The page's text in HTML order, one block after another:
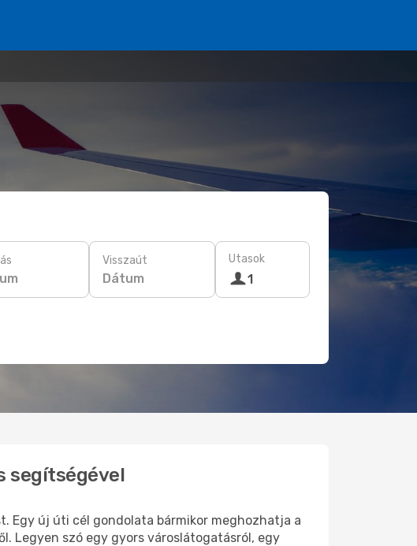
Visszaút
Dátum
Utasok
1
segítségével
Egy új úti cél gondolata bármikor meghozhatja a
Legyen szó egy gyors városlátogatásról, egy